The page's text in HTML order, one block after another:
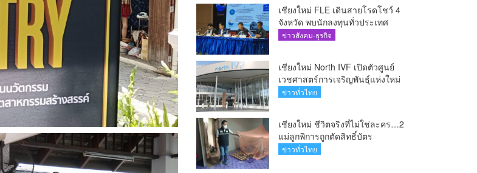
เชียงใหม่ FLE เดินสายโรดโชว์ 4
จังหวัด พบนักลงทุนทั่วประเทศ
ตอกย้ำศักยภาพผู้นำธุรกิจระบบน้ำ
ข่าวสังคม-ธุรกิจ
เชียงใหม่ North IVF เปิดตัวศูนย์
เวชศาสตร์การเจริญพันธุ์แห่งใหม่
ยกระดับเชียงใหม่สู่ ศูนย์กลางการ
ข่าวทั่วไทย
เชียงใหม่ ชีวิตจริงที่ไม่ใช่ละคร…2
แม่ลูกพิการถูกตัดสิทธิ์บัตร
สวัสดิการฯ วอนรัฐทบทวนเกณฑ์
ข่าวทั่วไทย